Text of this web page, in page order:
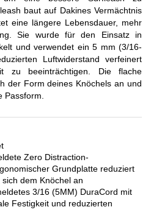
baut auf Dakines Vermächtnis
eine längere Lebensdauer, mehr
Sie wurde für den Einsatz in
und verwendet ein 5 mm (3/16-
Luftwiderstand verfeinert
zu beeinträchtigen. Die flache
der Form deines Knöchels an und
Zero Distraction-
Grundplatte reduziert
dem Knöchel an
3/16 (5MM) DuraCord mit
Festigkeit und reduzierten